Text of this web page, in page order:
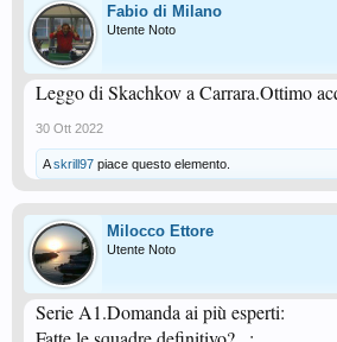
Fabio di Milano
Utente Noto
Leggo di Skachkov a Carrara.Ottimo
30 Ott 2022
Askrill97 piace questo elemento.
Milocco Ettore
Utente Noto
Serie A1.Domanda ai più esperti: